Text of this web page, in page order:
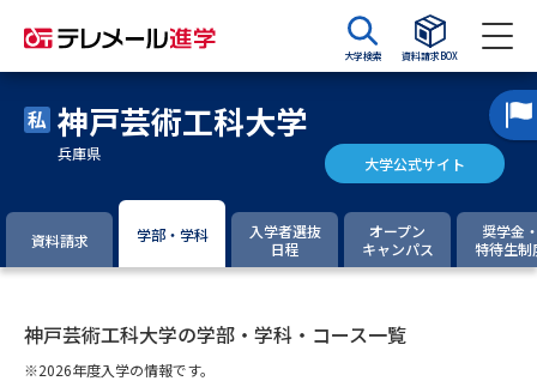
大学検索 資料請求BOX
資料請求
大学・短大の資料種類から請求
大学パンフ 学部・学科パンフ
総合型選抜・学校推薦型選抜 募
集要項＆願書
大学入学共通テスト利用選抜の
神戸芸術工科大学
兵庫県 大学公式サイト
資料請求 学部・学科
入学者選抜
日程
オープン
キャンパス
奨学金
特待生制
神戸芸術工科大学の学部・学科・コース一覧
※2026年度入学の情報です。